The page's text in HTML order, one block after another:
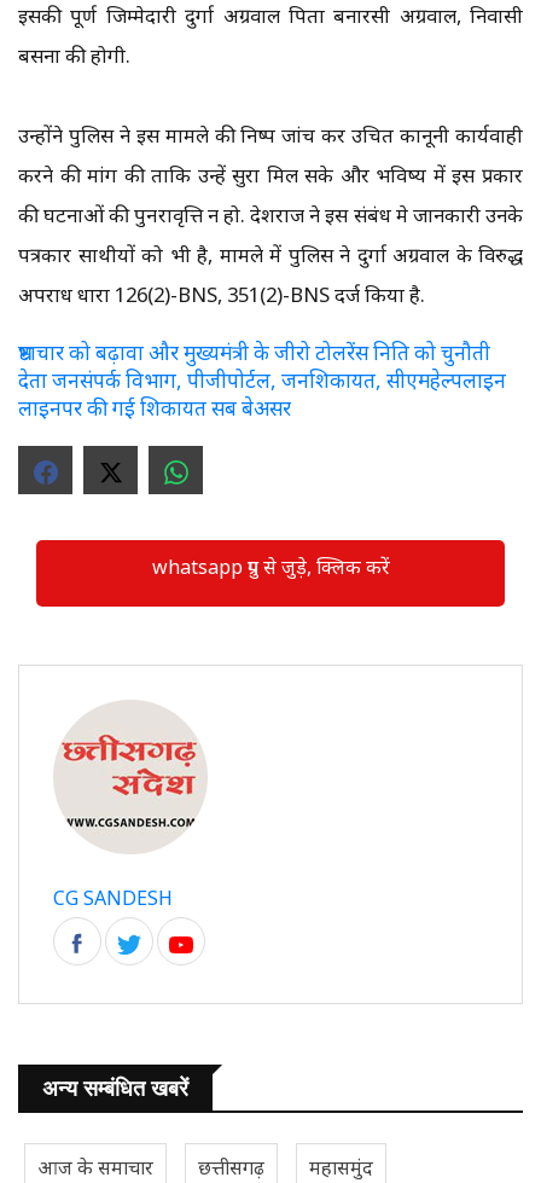
इसकी पूर्ण जिम्मेदारी दुर्गा अग्रवाल पिता बनारसी अग्रवाल, निवासी
बसना की होगी.
उन्होंने पुलिस ने इस मामले की निष्पक्ष जांच कर उचित कानूनी कार्यवाही
करने की मांग की ताकि उन्हें सुरक्षा मिल सके और भविष्य में इस प्रकार
की घटनाओं की पुनरावृत्ति न हो. देशराज ने इस संबंध मे जानकारी उनके
पत्रकार साथीयों को भी है, मामले में पुलिस ने दुर्गा अग्रवाल के विरुद्ध
अपराध धारा 126(2)-BNS, 351(2)-BNS दर्ज किया है.
भ्रष्टाचार को बढ़ावा और मुख्यमंत्री के जीरो टोलरेंस निति को चुनौती
देता जनसंपर्क विभाग, पीजीपोर्टल, जनशिकायत, सीएमहेल्पलाइन
लाइनपर की गई शिकायत सब बेअसर
whatsapp ग्रुप से जुड़े, क्लिक करें
CG SANDESH
अन्य सम्बंधित खबरें
आज के समाचार छत्तीसगढ़ महासमुंद